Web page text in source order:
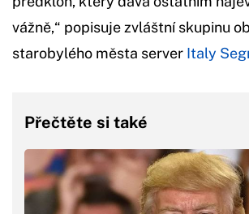
vážně,“ popisuje zvláštní skupinu
starobylého města server Italy
Přečtěte si také